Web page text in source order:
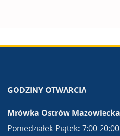
GODZINY OTWARCIA
Mrówka Ostrów Mazowiecka
Poniedziałek-Piątek: 7:00-20:00